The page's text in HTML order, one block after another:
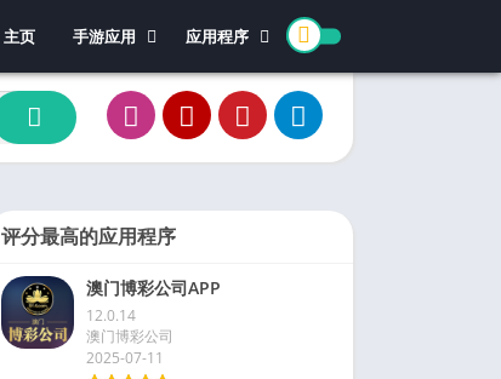
主页
手游应用
休闲游戏
冒险游戏
教育游戏
角色扮演
文字游戏
应用程序
体育
办公
评分最高的应用程序
澳门博彩公司APP
12.0.14
澳门博彩公司
2025-07-11